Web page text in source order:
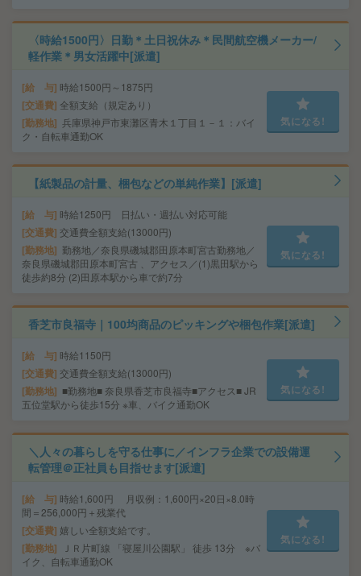
〈時給1500円〉日勤＊土日祝休み＊民間航空機メーカー/
軽作業＊男女活躍中[派遣]
給 与 時給1500円～1875円
交通費 全額支給（規定あり）
勤務地 兵庫県神戸市東灘区青木１丁目１－１：バイ
ク・自転車通勤OK
気になる!
【紙製品の計量、梱包などの単純作業】[派遣]
給 与 時給1250円 日払い・週払い対応可能
交通費 交通費全額支給(13000円)
勤務地 勤務地／奈良県磯城郡田原本町宮古勤務地／
奈良県磯城郡田原本町宮古 、アクセス／(1)黒田駅から
徒歩約8分 (2)田原本駅から車で約7分
気になる!
香芝市良福寺｜100均商品のピッキングや梱包作業[派遣]
給 与 時給1150円
交通費 交通費全額支給(13000円)
勤務地
■勤務地■ 奈良県香芝市良福寺■アクセス■ JR
五位堂駅から徒歩15分 ※車、バイク通勤OK
気になる!
＼人々の暮らしを守る仕事に／インフラ企業での設備運
転管理＠正社員も目指せます[派遣]
給 与 時給1,600円 月収例：1,600円×20日×8.0時
間＝256,000円＋残業代
交通費 嬉しい全額支給です。
勤務地
ＪＲ片町線 「寝屋川公園駅」 徒歩 13分 ※バ
イク、自転車通勤OK
気になる!